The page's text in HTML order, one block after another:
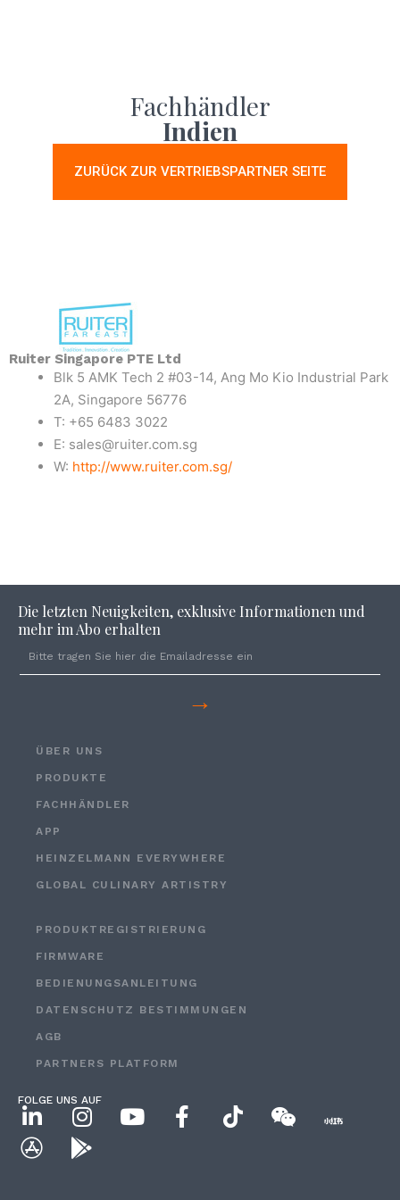
Fachhändler
Indien
ZURÜCK ZUR VERTRIEBSPARTNER SEITE
Ruiter Singapore PTE Ltd
Blk 5 AMK Tech 2 #03-14, Ang Mo Kio Industrial Park
2A, Singapore 56776
T: +65 6483 3022
E: sales@ruiter.com.sg
W: http://www.ruiter.com.sg/
Die letzten Neuigkeiten, exklusive Informationen und
mehr im Abo erhalten
→
ÜBER UNS
PRODUKTE
FACHHÄNDLER
APP
HEINZELMANN EVERYWHERE
GLOBAL CULINARY ARTISTRY
PRODUKTREGISTRIERUNG
FIRMWARE
BEDIENUNGSANLEITUNG
DATENSCHUTZ BESTIMMUNGEN
AGB
PARTNERS PLATFORM
FOLGE UNS AUF